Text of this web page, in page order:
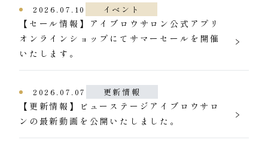
2026.07.10 イベント
【セール情報】アイブロウサロン公式アプリ
オンラインショップにてサマーセールを開催
いたします。
2026.07.07 更新情報
【更新情報】ビューステージアイブロウサロ
ンの最新動画を公開いたしました。